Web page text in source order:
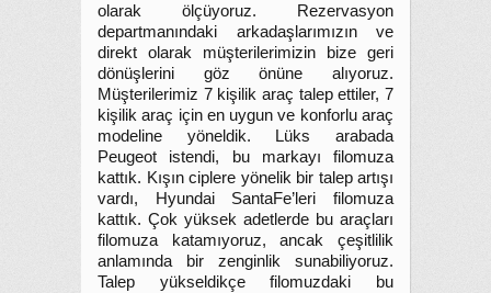
olarak ölçüyoruz. Rezervasyon
departmanındaki arkadaşlarımızın ve
direkt olarak müşterilerimizin bize geri
dönüşlerini göz önüne alıyoruz.
Müşterilerimiz 7 kişilik araç talep ettiler, 7
kişilik araç için en uygun ve konforlu araç
modeline yöneldik. Lüks arabada
Peugeot istendi, bu markayı filomuza
kattık. Kışın ciplere yönelik bir talep artışı
vardı, Hyundai SantaFe’leri filomuza
kattık. Çok yüksek adetlerde bu araçları
filomuza katamıyoruz, ancak çeşitlilik
anlamında bir zenginlik sunabiliyoruz.
Talep yükseldikçe filomuzdaki bu